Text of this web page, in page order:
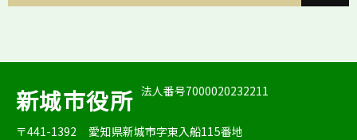
新城市役所 法人番号7000020232211
〒441-1392
愛知県新城市字東入船115番地